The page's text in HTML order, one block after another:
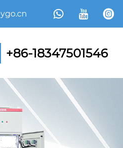
  
+86-18347501546